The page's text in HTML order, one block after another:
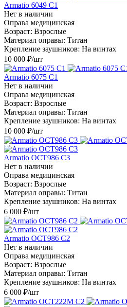
Armatio 6049 С1
Нет в наличии
Оправа медицинская
Возраст: Взрослые
Материал оправы: Титан
Крепление заушников: На винтах
10 000 ₽/шт
Armatio 6075 С1
Нет в наличии
Оправа медицинская
Возраст: Взрослые
Материал оправы: Титан
Крепление заушников: На винтах
10 000 ₽/шт
Armatio OCT986 С3
Нет в наличии
Оправа медицинская
Возраст: Взрослые
Материал оправы: Титан
Крепление заушников: На винтах
6 000 ₽/шт
Armatio OCT986 С2
Нет в наличии
Оправа медицинская
Возраст: Взрослые
Материал оправы: Титан
Крепление заушников: На винтах
6 000 ₽/шт